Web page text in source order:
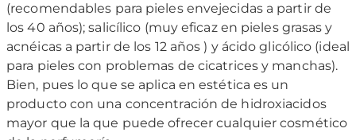
(recomendables para pieles envejecidas a partir de
los 40 años); salicílico (muy eficaz en pieles grasas y
acnéicas a partir de los 12 años ) y ácido glicólico (ideal
para pieles con problemas de cicatrices y manchas).
Bien, pues lo que se aplica en estética es un
producto con una concentración de hidroxiacidos
mayor que la que puede ofrecer cualquier cosmético